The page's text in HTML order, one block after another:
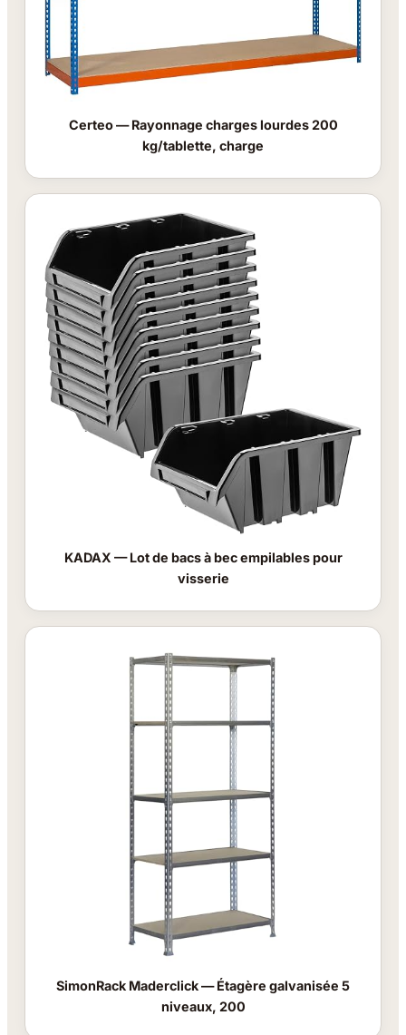
Certeo — Rayonnage charges lourdes 200
kg/tablette, charge
KADAX — Lot de bacs à bec empilables pour
visserie
SimonRack Maderclick — Étagère galvanisée 5
niveaux, 200